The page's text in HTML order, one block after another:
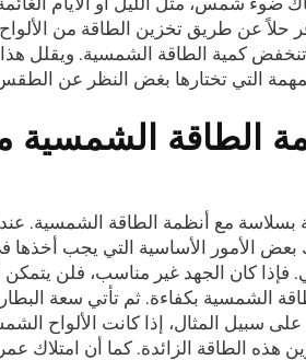
حلاً عن طريق تخزين الطاقة من
كمية الطاقة الشمسية. ويقلل هذا
التي تختارها بغض النظر عن
الطاقة الشمسية
بسلاسة مع أنظمة الطاقة الشمسية.
بعض الأمور الأساسية التي يجب أخذها
كان الجهد غير مناسب، فلن يتمكن
الشمسية بكفاءة. ثم تأتي سعة
سبيل المثال، إذا كانت الألواح
الطاقة الزائدة. كما أن امتلاك عمر